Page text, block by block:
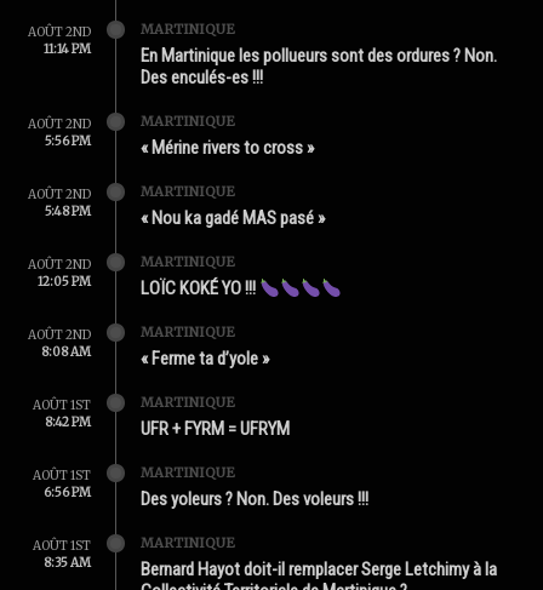
AOÛT 2ND
11:14 PM
MARTINIQUE
En Martinique les pollueurs sont des ordures ? Non.
Des enculés-es !!!
AOÛT 2ND
5:56 PM
MARTINIQUE
« Mérine rivers to cross »
AOÛT 2ND
5:48 PM
MARTINIQUE
« Nou ka gadé MAS pasé »
AOÛT 2ND
12:05 PM
MARTINIQUE
LOÏC KOKÉ YO !!!
AOÛT 2ND
8:08 AM
MARTINIQUE
« Ferme ta d’yole »
AOÛT 1ST
8:42 PM
MARTINIQUE
UFR + FYRM = UFRYM
AOÛT 1ST
6:56 PM
MARTINIQUE
Des yoleurs ? Non. Des voleurs !!!
AOÛT 1ST
8:35 AM
MARTINIQUE
Bernard Hayot doit-il remplacer Serge Letchimy à la